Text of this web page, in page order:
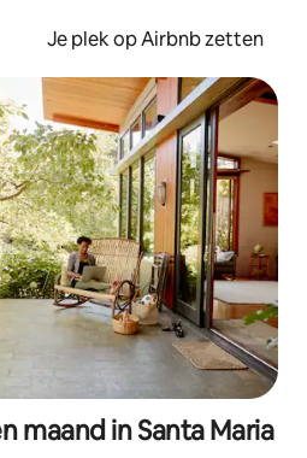
Je plek op Airbnb zetten
maand in Santa Maria